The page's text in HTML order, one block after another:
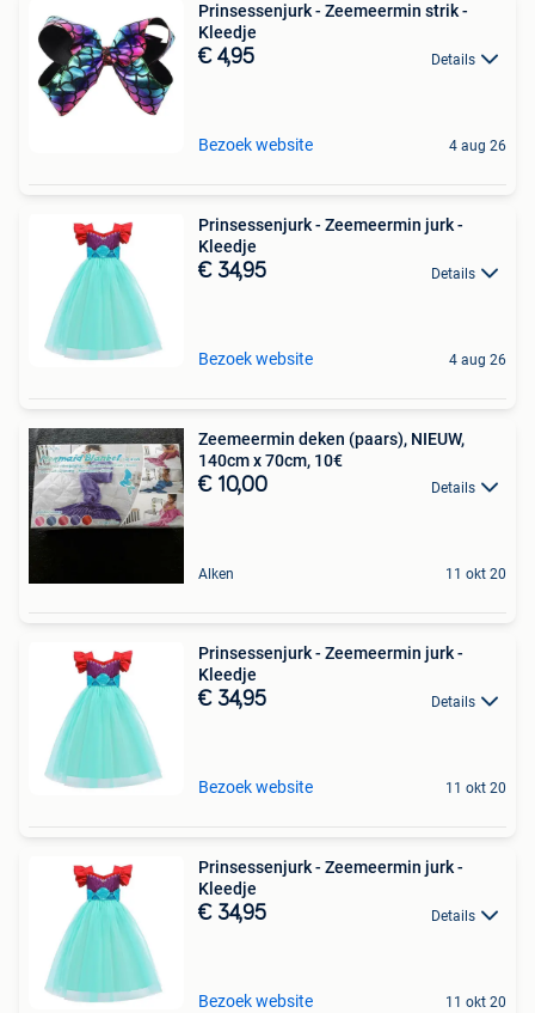
Prinsessenjurk - Zeemeermin strik -
Kleedje
€ 4,95 Details
Bezoek website 4 aug 26
Prinsessenjurk - Zeemeermin jurk -
Kleedje
€ 34,95 Details
Bezoek website 4 aug 26
Zeemeermin deken (paars), NIEUW,
140cm x 70cm, 10€
€ 10,00 Details
Alken 11 okt 20
Prinsessenjurk - Zeemeermin jurk -
Kleedje
€ 34,95 Details
Bezoek website 11 okt 20
Prinsessenjurk - Zeemeermin jurk -
Kleedje
€ 34,95 Details
Bezoek website 11 okt 20